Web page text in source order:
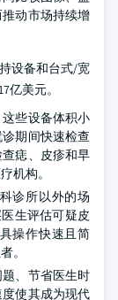
动市场持续增
设备和台式/宽
亿美元。
些设备体积小
期间快速检查
痣、皮疹和早
机构。
诊所以外的场
生评估可疑皮
操作快速且简
。
、节省医生时
使其成为现代